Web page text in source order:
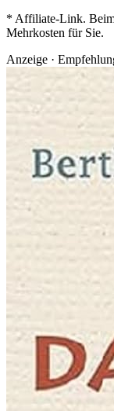
* Affiliate-Link.
Mehrkosten für Sie.
Anzeige ·